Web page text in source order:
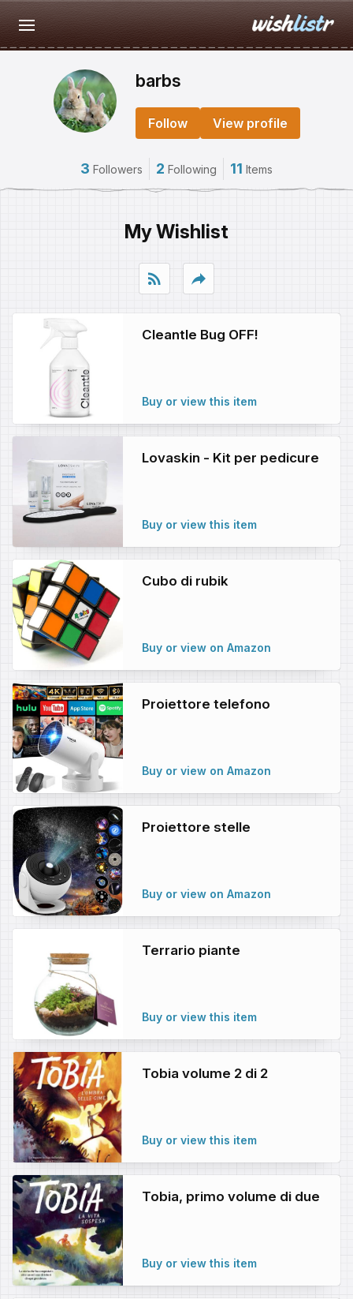
barbs
Follow View profile
3 Followers 2 Following 11 Items
My Wishlist
rss_feed reply
Cleantle Bug OFF!
Buy or view this item
Lovaskin - Kit per pedicure
Buy or view this item
Cubo di rubik
Buy or view on Amazon
Proiettore telefono
Buy or view on Amazon
Proiettore stelle
Buy or view on Amazon
Terrario piante
Buy or view this item
Tobia volume 2 di 2
Buy or view this item
Tobia, primo volume di due
Buy or view this item